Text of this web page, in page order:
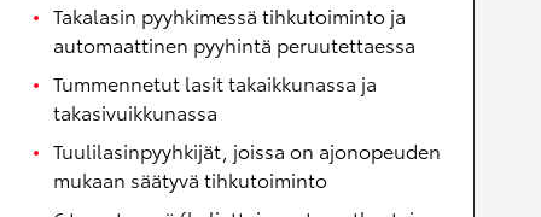
Takalasin pyyhkimessä tihkutoiminto ja
automaattinen pyyhintä peruutettaessa
Tummennetut lasit takaikkunassa ja
takasivuikkunassa
Tuulilasinpyyhkijät, joissa on ajonopeuden
mukaan säätyvä tihkutoiminto